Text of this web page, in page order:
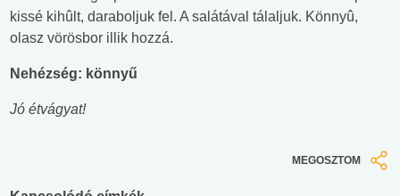
kissé kihûlt, daraboljuk fel. A salátával tálaljuk. Könnyû,
olasz vörösbor illik hozzá.
Nehézség: könnyű
Jó étvágyat!
MEGOSZTOM